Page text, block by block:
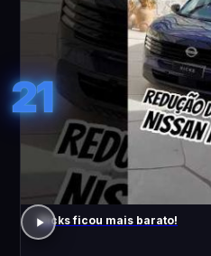
21
Kicks ficou mais barato!